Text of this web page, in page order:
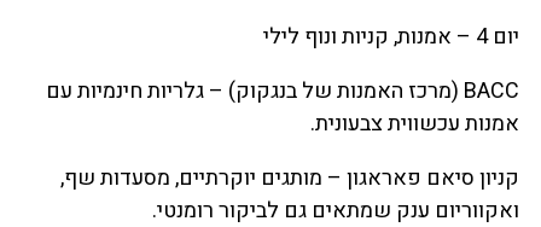
יום 4 – אמנות, קניות ונוף לילי
BACC (מרכז האמנות של בנגקוק) – גלריות חינמיות עם
אמנות עכשווית צבעונית.
קניון סיאם פאראגון – מותגים יוקרתיים, מסעדות שף,
ואקווריום ענק שמתאים גם לביקור רומנטי.